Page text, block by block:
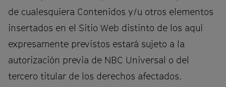
de cualesquiera Contenidos y/u otros elementos
insertados en el Sitio Web distinto de los aquí
expresamente previstos estará sujeto a la
autorización previa de NBC Universal o del
tercero titular de los derechos afectados.